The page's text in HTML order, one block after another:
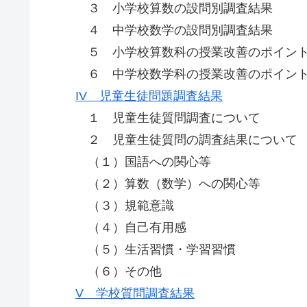
３ 小学校算数の設問別調査結果
４ 中学校数学の設問別調査結果
５ 小学校算数科の授業改善のポイント
６ 中学校数学科の授業改善のポイント
IV 児童生徒問題調査結果
１ 児童生徒質問調査について
２ 児童生徒質問の調査結果について
（１）国語への関心等
（２）算数（数学）への関心等
（３）規範意識
（４）自己有用感
（５）生活習慣・学習習慣
（６）その他
V 学校質問調査結果